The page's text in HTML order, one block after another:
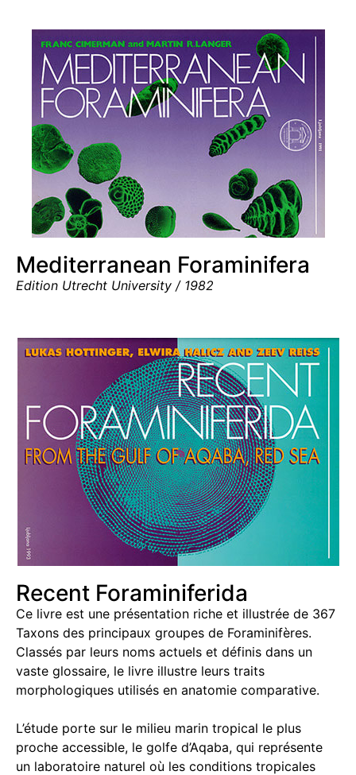
Mediterranean Foraminifera
Edition Utrecht University / 1982
Recent Foraminiferida
Ce livre est une présentation riche et illustrée de 367
Taxons des principaux groupes de Foraminifères.
Classés par leurs noms actuels et définis dans un
vaste glossaire, le livre illustre leurs traits
morphologiques utilisés en anatomie comparative.
L’étude porte sur le milieu marin tropical le plus
proche accessible, le golfe d’Aqaba, qui représente
un laboratoire naturel où les conditions tropicales